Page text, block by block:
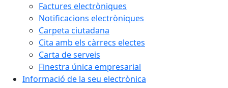
Factures electròniques
Notificacions electròniques
Carpeta ciutadana
Cita amb els càrrecs electes
Carta de serveis
Finestra única empresarial
Informació de la seu electrònica